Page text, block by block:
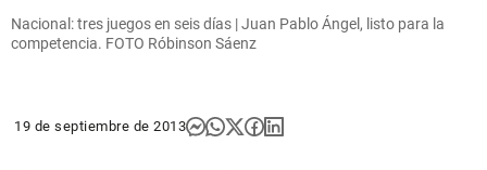
Nacional: tres juegos en seis días | Juan Pablo Ángel, listo para la
competencia. FOTO Róbinson Sáenz
19 de septiembre de 2013